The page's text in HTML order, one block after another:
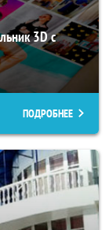
3D с
ПОДРОБНЕЕ